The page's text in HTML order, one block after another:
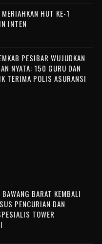
HUT KE-1
INTEN
PESIBAR WUJUDKAN
NYATA: 150 GURU DAN
TERIMA POLIS ASURANSI
BARAT KEMBALI
PENCURIAN DAN
TOWER